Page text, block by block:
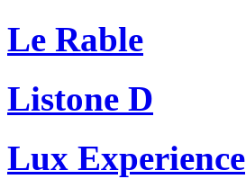
Le Rable
Listone D
Lux Experience